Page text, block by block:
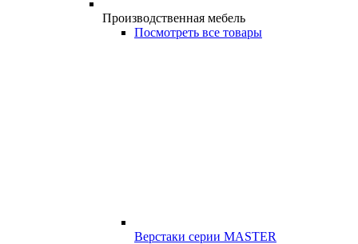
Производственная мебель
Посмотреть все товары
Верстаки серии MASTER